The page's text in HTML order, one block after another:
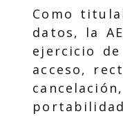
Como
datos, la
ejercicio
acceso,